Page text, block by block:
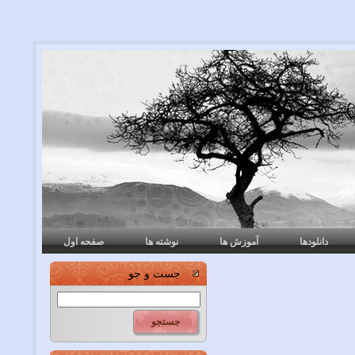
صفحه اول نوشته ها آموزش ها دانلودها
جست و جو